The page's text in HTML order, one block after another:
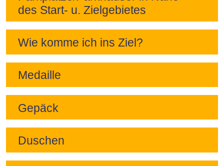
des Start- u. Zielgebietes
Wie komme ich ins Ziel?
Medaille
Gepäck
Duschen